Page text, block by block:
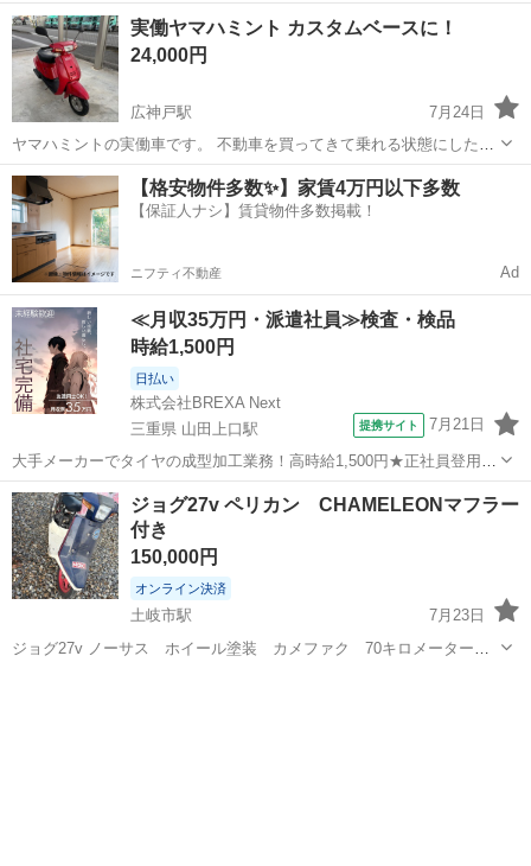
売 ヤマハ ミニトレ 100ｋｍメｰタ－ ヤマハ純正品 GT50/80
MR50 TY50 などにも 店頭渡し予約にて対応 全国配送OK 旧車...
岐阜 本巣市 モレラ岐阜駅
実働ヤマハミント カスタムベースに！
24,000円
広神戸駅
7月24日
ヤマハミントの実働車です。 不動車を買ってきて乗れる状態にしたも
のになります 年式的にもカウル割れあり、クリアハゲありです。 シー
ト破れございます フロントのカゴ錆びていますが、ございます バッテ
リー上がってますが、他のバイ...
岐阜 揖斐郡 広神戸駅 ヤマハ
【格安物件多数✨】家賃4万円以下多数
【保証人ナシ】賃貸物件多数掲載！
ニフティ不動産 Ad
≪月収35万円・派遣社員≫検査・検品
時給1,500円
日払い
株式会社BREXA Next
三重県 山田上口駅
提携サイト 7月21日
大手メーカーでタイヤの成型加工業務！高時給1,500円★正社員登用制
度あり！ワンルーム寮完備！マイカー通勤OK！無料駐車場あり！《三
重県伊勢市》 人気の工場のお仕事 ◇タイヤの製造◇ トラック・バ
ス・RV車用を中心とした...
三重 伊勢市 山田上口駅 その他
ジョグ27v ペリカン CHAMELEONマフラー
付き
150,000円
オンライン決済
土岐市駅
7月23日
ジョグ27v ノーサス ホイール塗装 カメファク 70キロメーター